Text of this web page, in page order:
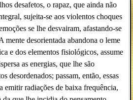
desafetos, o rapaz, que ainda não
sujeita-se aos violentos choques
se lhe desvairam, afastando-se
mente desorientada abandona o leme
e dos elementos fisiológicos, assume
as energias, que lhe são
desordenados; passam, então, essas
emitir radiações de baixa frequência,